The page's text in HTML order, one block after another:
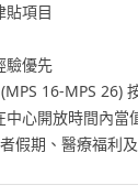
貼項目
驗優先
16-MPS 26)
心開放時間內當
假期、醫療福利